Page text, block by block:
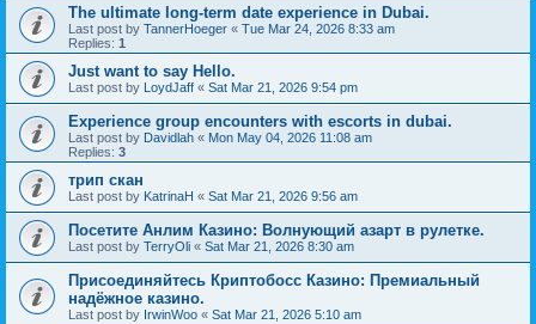
The ultimate long-term date experience in Dubai.
Last post by TannerHoeger « Tue Mar 24, 2026 8:33 am
Replies: 1
Just want to say Hello.
Last post by LoydJaff « Sat Mar 21, 2026 9:54 pm
Experience group encounters with escorts in dubai.
Last post by Davidlah « Mon May 04, 2026 11:08 am
Replies: 3
трип скан
Last post by KatrinaH « Sat Mar 21, 2026 9:56 am
Посетите Анлим Казино: Волнующий азарт в рулетке.
Last post by TerryOli « Sat Mar 21, 2026 8:30 am
Присоединяйтесь Криптобосс Казино: Премиальный
надёжное казино.
Last post by IrwinWoo « Sat Mar 21, 2026 5:10 am